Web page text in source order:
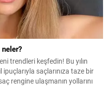
neler?
trendleri keşfedin! Bu yılın
saçlarınıza taze bir
rengine ulaşmanın yollarını